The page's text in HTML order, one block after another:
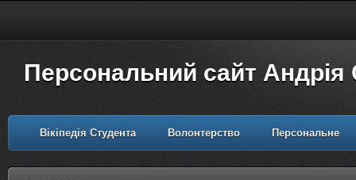
Персональний сайт Андрія
Вікіпедія Студента Волонтерство Персональне